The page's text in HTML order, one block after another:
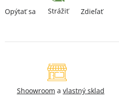
Opýtať sa Strážiť Zdieľať
Shoowroom a vlastný sklad